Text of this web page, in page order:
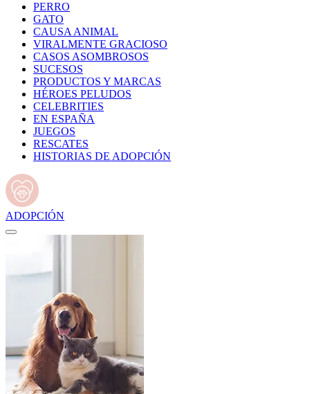
PERRO
GATO
CAUSA ANIMAL
VIRALMENTE GRACIOSO
CASOS ASOMBROSOS
SUCESOS
PRODUCTOS Y MARCAS
HÉROES PELUDOS
CELEBRITIES
EN ESPAÑA
JUEGOS
RESCATES
HISTORIAS DE ADOPCIÓN
ADOPCIÓN